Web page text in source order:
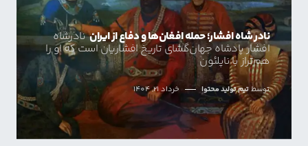
نادر شاه افشار؛ حمله افغان‌ها و دفاع از ایراننادرشاه
افشار پادشاه جهان‌گشای تاریخ افشاریان است که او را
هم‌تراز با ناپلئون
توسطتیم تولید محتوا خرداد 21, 1404